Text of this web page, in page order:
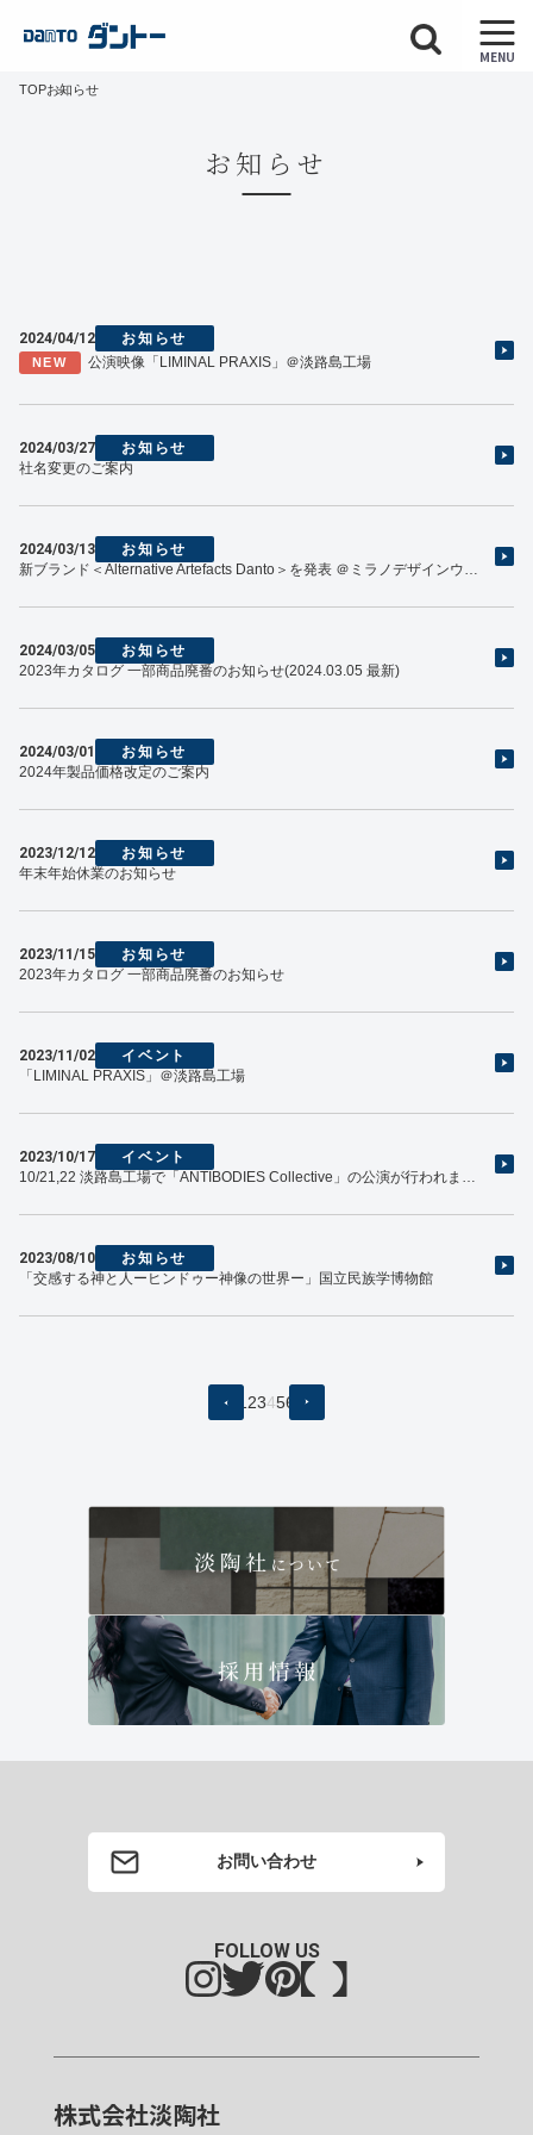
MENU
TOPお知らせ
お知らせ
2024/04/12 お知らせ
NEW 公演映像「LIMINAL PRAXIS」＠淡路島工場
2024/03/27
お知らせ
社名変更のご案内
2024/03/13
お知らせ
新ブランド＜Alternative Artefacts Danto＞を発表 ＠ミラノデザインウィーク
2024/03/05
お知らせ
2023年カタログ 一部商品廃番のお知らせ(2024.03.05 最新)
2024/03/01
お知らせ
2024年製品価格改定のご案内
2023/12/12
お知らせ
年末年始休業のお知らせ
2023/11/15
お知らせ
2023年カタログ 一部商品廃番のお知らせ
2023/11/02
イベント
「LIMINAL PRAXIS」＠淡路島工場
2023/10/17
イベント
10/21,22 淡路島工場で「ANTIBODIES Collective」の公演が行われます！
2023/08/10
お知らせ
「交感する神と人ーヒンドゥー神像の世界ー」国立民族学博物館
23456
お問い合わせ
株式会社淡陶社
FOLLOW US